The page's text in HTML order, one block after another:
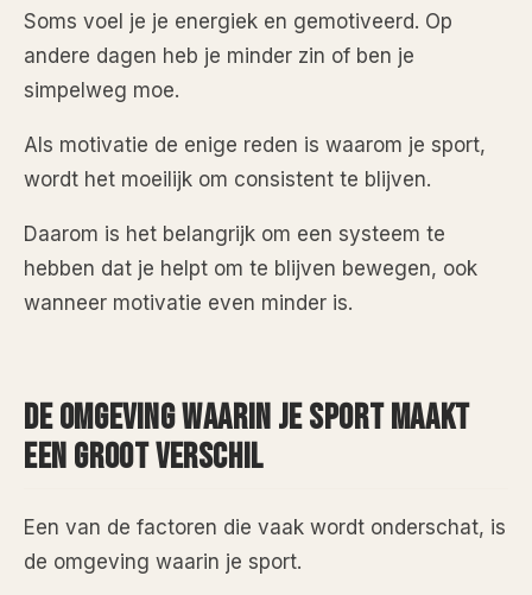
Soms voel je je energiek en gemotiveerd. Op
andere dagen heb je minder zin of ben je
simpelweg moe.
Als motivatie de enige reden is waarom je sport,
wordt het moeilijk om consistent te blijven.
Daarom is het belangrijk om een systeem te
hebben dat je helpt om te blijven bewegen, ook
wanneer motivatie even minder is.
DE OMGEVING WAARIN JE SPORT MAAKT
EEN GROOT VERSCHIL
Een van de factoren die vaak wordt onderschat, is
de omgeving waarin je sport.